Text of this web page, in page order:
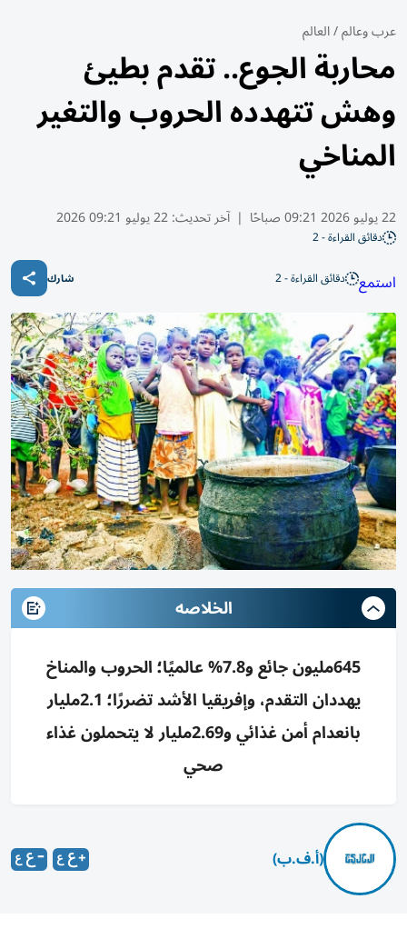
عرب وعالم/العالم
محاربة الجوع.. تقدم بطيئ
وهش تتهدده الحروب والتغير
المناخي
22 يوليو 2026 09:21 صباحًا | آخر تحديث:22 يوليو 09:21 2026
دقائق القراءة - 2
استمع دقائق القراءة - 2 شارك
الخلاصه
645مليون جائع و7.8% عالميًا؛ الحروب والمناخ
يهددان التقدم، وإفريقيا الأشد تضررًا؛ 2.1مليار
بانعدام أمن غذائي و2.69مليار لا يتحملون غذاء
صحي
(أ.ف.ب)